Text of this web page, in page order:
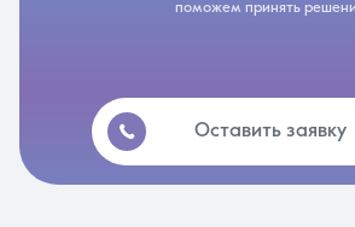
поможем принять
Оставить заявку